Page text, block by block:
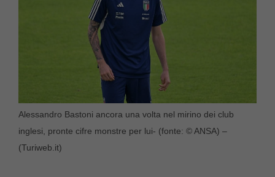
Alessandro Bastoni ancora una volta nel mirino dei club
inglesi, pronte cifre monstre per lui- (fonte: © ANSA) –
(Turiweb.it)